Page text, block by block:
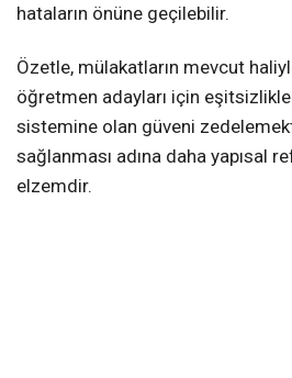
hataların önüne geçilebilir.
Özetle, mülakatların mevcut
öğretmen adayları için
sistemine olan güveni
sağlanması adına daha yapısal
elzemdir.